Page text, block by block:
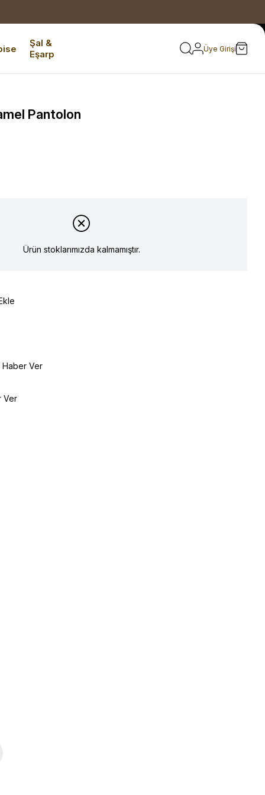
Şal &
Eşarp
Üye Girişi
Pantolon
Ürün stoklarımızda kalmamıştır.
Haber Ver
Ver